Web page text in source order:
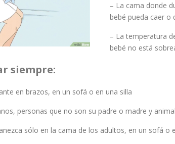
– La cama donde
bebé pueda caer o
– La temperatura
bebé no está
siempre:
en brazos, en un sofá o en una silla
personas que no son su padre o madre y
sólo en la cama de los adultos, en un sofá o